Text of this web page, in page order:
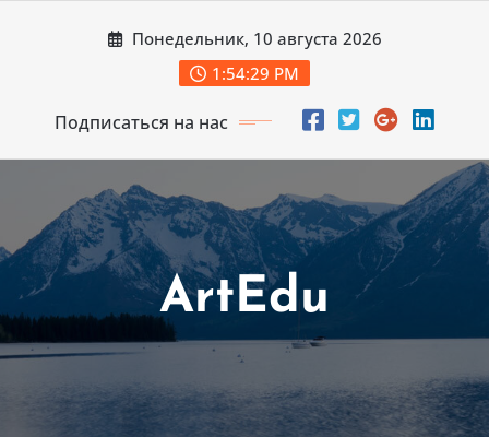
Понедельник, 10 августа 2026
1:54:31 PM
Подписаться на нас
ArtEdu